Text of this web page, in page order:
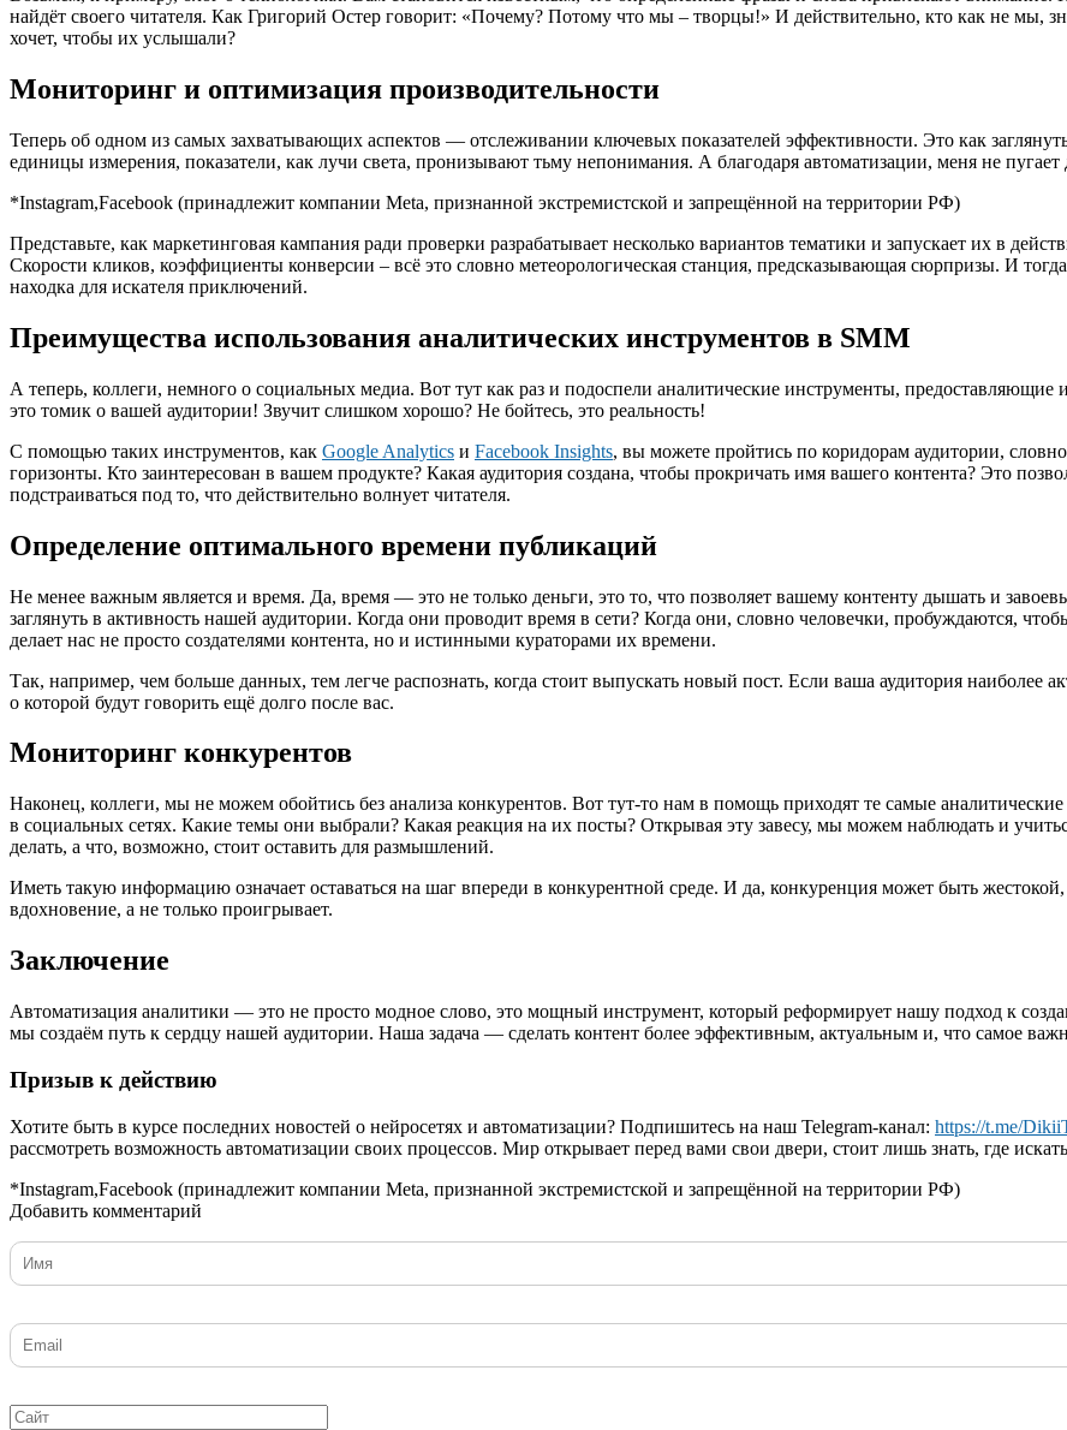
найдёт своего читателя. Как Григорий Остер говорит: «Почему? Потому что мы – творцы!» И действительно, кто как не мы,
хочет, чтобы их услышали?
Мониторинг и оптимизация производительности
Теперь об одном из самых захватывающих аспектов — отслеживании ключевых показателей эффективности. Это как
единицы измерения, показатели, как лучи света, пронизывают тьму непонимания. А благодаря автоматизации, меня не
*Instagram,Facebook (принадлежит компании Meta, признанной экстремистской и запрещённой на территории РФ)
Представьте, как маркетинговая кампания ради проверки разрабатывает несколько вариантов тематики и запускает их в
Скорости кликов, коэффициенты конверсии – всё это словно метеорологическая станция, предсказывающая сюрпризы. И
находка для искателя приключений.
Преимущества использования аналитических инструментов в SMM
А теперь, коллеги, немного о социальных медиа. Вот тут как раз и подоспели аналитические инструменты,
это томик о вашей аудитории! Звучит слишком хорошо? Не бойтесь, это реальность!
С помощью таких инструментов, как Google Analytics и Facebook Insights, вы можете пройтись по коридорам аудитории,
горизонты. Кто заинтересован в вашем продукте? Какая аудитория создана, чтобы прокричать имя вашего контента? Это
подстраиваться под то, что действительно волнует читателя.
Определение оптимального времени публикаций
Не менее важным является и время. Да, время — это не только деньги, это то, что позволяет вашему контенту дышать и
заглянуть в активность нашей аудитории. Когда они проводит время в сети? Когда они, словно человечки, пробуждаются,
делает нас не просто создателями контента, но и истинными кураторами их времени.
Так, например, чем больше данных, тем легче распознать, когда стоит выпускать новый пост. Если ваша аудитория наиболее
о которой будут говорить ещё долго после вас.
Мониторинг конкурентов
Наконец, коллеги, мы не можем обойтись без анализа конкурентов. Вот тут-то нам в помощь приходят те самые
в социальных сетях. Какие темы они выбрали? Какая реакция на их посты? Открывая эту завесу, мы можем наблюдать и
делать, а что, возможно, стоит оставить для размышлений.
Иметь такую информацию означает оставаться на шаг впереди в конкурентной среде. И да, конкуренция может быть
вдохновение, а не только проигрывает.
Заключение
Автоматизация аналитики — это не просто модное слово, это мощный инструмент, который реформирует нашу подход к
мы создаём путь к сердцу нашей аудитории. Наша задача — сделать контент более эффективным, актуальным и, что самое
Призыв к действию
Хотите быть в курсе последних новостей о нейросетях и автоматизации? Подпишитесь на наш Telegram-канал: https://t.me/
рассмотреть возможность автоматизации своих процессов. Мир открывает перед вами свои двери, стоит лишь знать, где
*Instagram,Facebook (принадлежит компании Meta, признанной экстремистской и запрещённой на территории РФ)
Добавить комментарий
Имя
*
Email
*
Сайт